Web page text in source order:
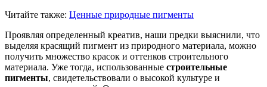
Читайте также: Ценные природные пигменты
Проявляя определенный креатив, наши предки выяснили, что
выделяя красящий пигмент из природного материала, можно
получить множество красок и оттенков строительного
материала. Уже тогда, использованные строительные
пигменты, свидетельствовали о высокой культуре и